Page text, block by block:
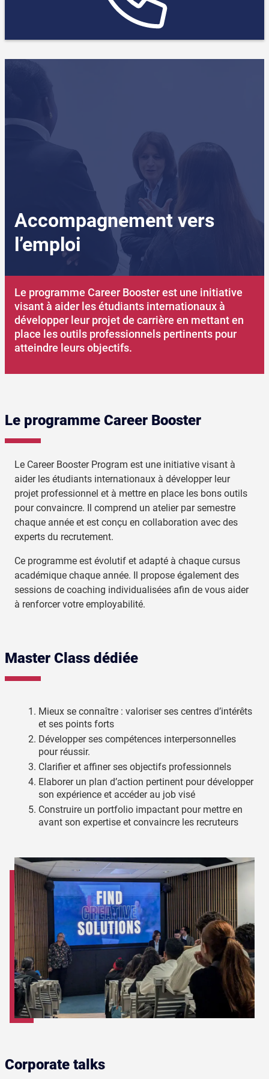
Accompagnement vers
l’emploi
Le programme Career Booster est une initiative
visant à aider les étudiants internationaux à
développer leur projet de carrière en mettant en
place les outils professionnels pertinents pour
atteindre leurs objectifs.
Le programme Career Booster
Le Career Booster Program est une initiative visant à
aider les étudiants internationaux à développer leur
projet professionnel et à mettre en place les bons outils
pour convaincre. Il comprend un atelier par semestre
chaque année et est conçu en collaboration avec des
experts du recrutement.
Ce programme est évolutif et adapté à chaque cursus
académique chaque année. Il propose également des
sessions de coaching individualisées afin de vous aider
à renforcer votre employabilité.
Master Class dédiée
Mieux se connaître : valoriser ses centres d’intérêts
et ses points forts
Développer ses compétences interpersonnelles
pour réussir.
Clarifier et affiner ses objectifs professionnels
Elaborer un plan d’action pertinent pour développer
son expérience et accéder au job visé
Construire un portfolio impactant pour mettre en
avant son expertise et convaincre les recruteurs
Corporate talks